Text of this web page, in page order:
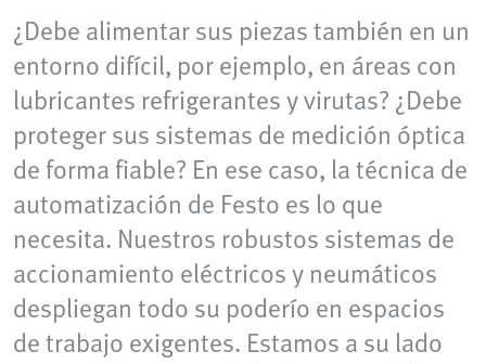
¿Debe alimentar sus piezas también en un
entorno difícil, por ejemplo, en áreas con
lubricantes refrigerantes y virutas? ¿Debe
proteger sus sistemas de medición óptica
de forma fiable? En ese caso, la técnica de
automatización de Festo es lo que
necesita. Nuestros robustos sistemas de
accionamiento eléctricos y neumáticos
despliegan todo su poderío en espacios
de trabajo exigentes. Estamos a su lado